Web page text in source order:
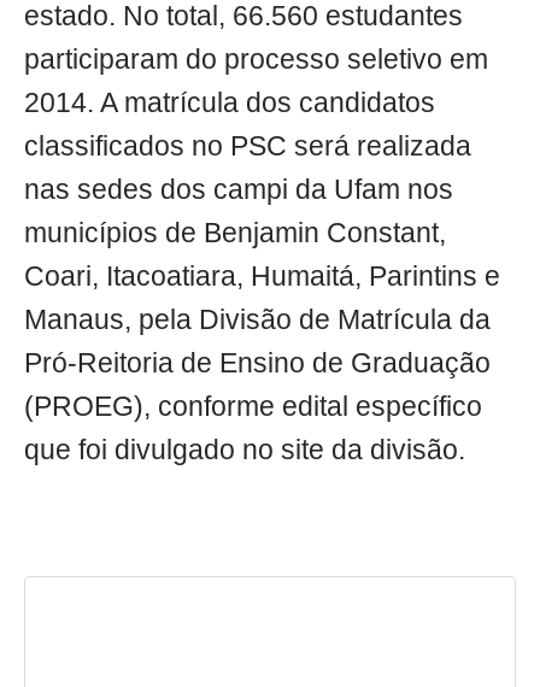
estado. No total, 66.560 estudantes
participaram do processo seletivo em
2014. A matrícula dos candidatos
classificados no PSC será realizada
nas sedes dos campi da Ufam nos
municípios de Benjamin Constant,
Coari, Itacoatiara, Humaitá, Parintins e
Manaus, pela Divisão de Matrícula da
Pró-Reitoria de Ensino de Graduação
(PROEG), conforme edital específico
que foi divulgado no site da divisão.